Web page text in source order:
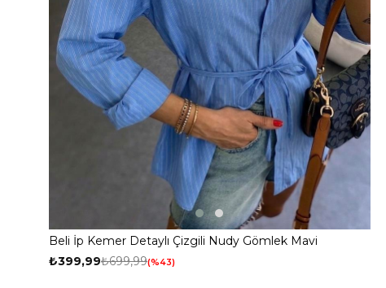
Beli İp Kemer Detaylı Çizgili Nudy Gömlek Mavi
₺399,99₺699,99 %43